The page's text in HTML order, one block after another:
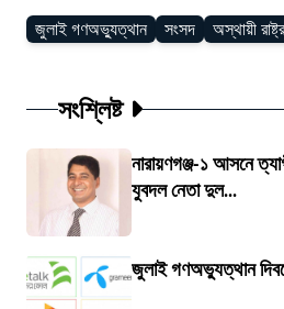
জুলাই গণঅভ্যুত্থান সংসদ অস্থায়ী
সংশ্লিষ্ট
নারায়ণগঞ্জ-১ আসনে
যুবদল নেতা দুল...
জুলাই গণঅভ্যুত্থান